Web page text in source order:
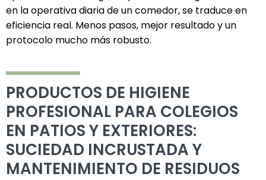
en la operativa diaria de un comedor, se traduce en
eficiencia real. Menos pasos, mejor resultado y un
protocolo mucho más robusto.
PRODUCTOS DE HIGIENE
PROFESIONAL PARA COLEGIOS
EN PATIOS Y EXTERIORES:
SUCIEDAD INCRUSTADA Y
MANTENIMIENTO DE RESIDUOS